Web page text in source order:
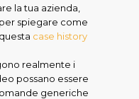
la tua azienda,
spiegare come
case history
realmente i
possano essere
generiche